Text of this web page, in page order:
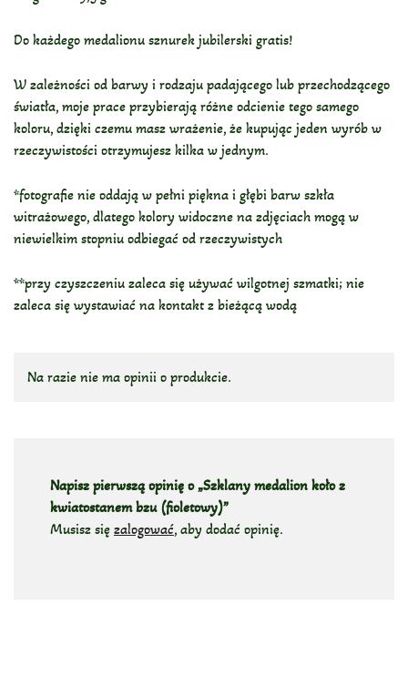
Do każdego medalionu sznurek jubilerski gratis!
W zależności od barwy i rodzaju padającego lub przechodzącego
światła, moje prace przybierają różne odcienie tego samego
koloru, dzięki czemu masz wrażenie, że kupując jeden wyrób w
rzeczywistości otrzymujesz kilka w jednym.
*fotografie nie oddają w pełni piękna i głębi barw szkła
witrażowego, dlatego kolory widoczne na zdjęciach mogą w
niewielkim stopniu odbiegać od rzeczywistych
**przy czyszczeniu zaleca się używać wilgotnej szmatki; nie
zaleca się wystawiać na kontakt z bieżącą wodą
Na razie nie ma opinii o produkcie.
Napisz pierwszą opinię o „Szklany medalion koło z
kwiatostanem bzu (fioletowy)”
Musisz się zalogować, aby dodać opinię.